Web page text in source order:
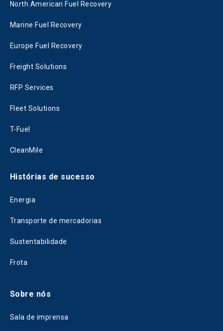
North American Fuel Recovery
Marine Fuel Recovery
Europe Fuel Recovery
Freight Solutions
RFP Services
Fleet Solutions
T-Fuel
CleanMile
Histórias de sucesso
Energia
Transporte de mercadorias
Sustentabilidade
Frota
Sobre nós
Sala de imprensa